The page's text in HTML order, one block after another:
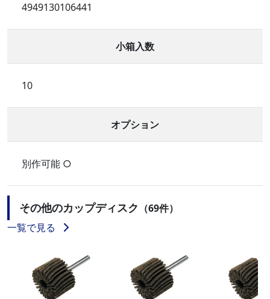
4949130106441
小箱入数
10
オプション
別作可能 ○
その他のカップディスク （69件）
一覧で見る